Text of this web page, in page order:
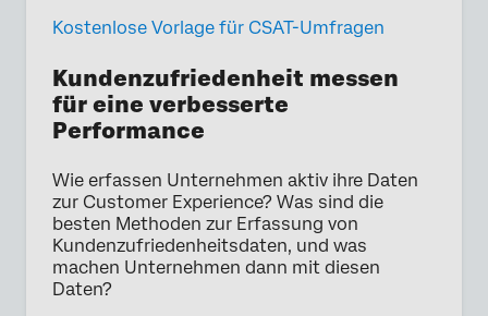
Kostenlose Vorlage für CSAT-Umfragen
Kundenzufriedenheit messen
für eine verbesserte
Performance
Wie erfassen Unternehmen aktiv ihre Daten
zur Customer Experience? Was sind die
besten Methoden zur Erfassung von
Kundenzufriedenheitsdaten, und was
machen Unternehmen dann mit diesen
Daten?